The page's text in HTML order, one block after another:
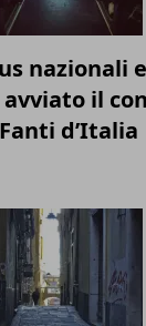
nazionali e
il
d’Italia